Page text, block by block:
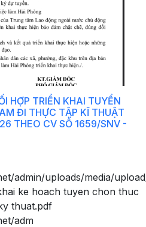
HỢP TRIỂN KHAI TUYỂN
ĐI THỰC TẬP KĨ THUẬT
THEO CV SỐ 1659/SNV -
admin/uploads/media/
ke hoach tuyen chon thuc
thuat.pdf
adm